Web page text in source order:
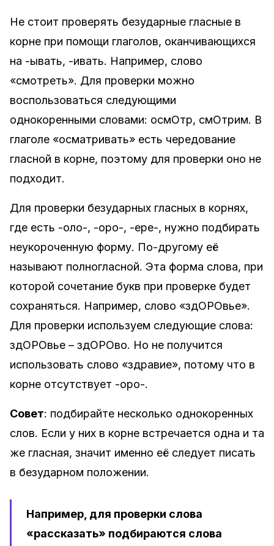
Не стоит проверять безударные гласные в
корне при помощи глаголов, оканчивающихся
на -ывать, -ивать. Например, слово
«смотреть». Для проверки можно
воспользоваться следующими
однокоренными словами: осмОтр, смОтрим. В
глаголе «осматривать» есть чередование
гласной в корне, поэтому для проверки оно не
подходит.
Для проверки безударных гласных в корнях,
где есть -оло-, -оро-, -ере-, нужно подбирать
неукороченную форму. По-другому её
называют полногласной. Эта форма слова, при
которой сочетание букв при проверке будет
сохраняться. Например, слово «здОРОвье».
Для проверки используем следующие слова:
здОРОвье – здОРОво. Но не получится
использовать слово «здравие», потому что в
корне отсутствует -оро-.
Совет: подбирайте несколько однокоренных
слов. Если у них в корне встречается одна и та
же гласная, значит именно её следует писать
в безударном положении.
Например, для проверки слова
«рассказать» подбираются слова